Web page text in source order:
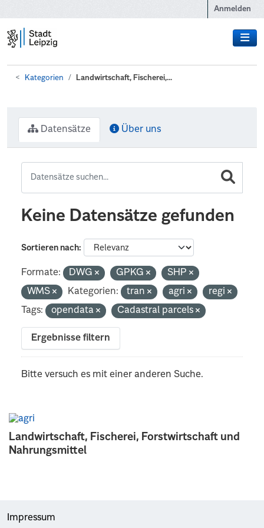
Anmelden
Kategorien Landwirtschaft, Fischerei,...
Landwirtschaft, Fischerei, Forstwirtschaft und
Nahrungsmittel
Datensätze Über uns
Keine Datensätze gefunden
Sortieren nach
Formate: DWG GPKG
SHP
WMS
Kategorien: tran agri
regi
Tags:
opendata Cadastral parcels
Ergebnisse filtern
Bitte versuch es mit einer anderen Suche.
Impressum